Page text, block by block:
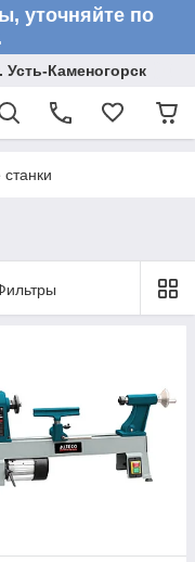
уточняйте по
Каменогорск